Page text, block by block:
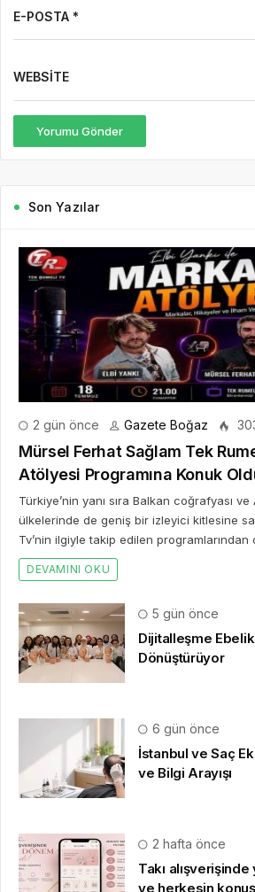
E-POSTA *
WEBSITE
Yorumu Gönder
Son Yazılar
2 gün önce Gazete Boğaz
Mürsel Ferhat Sağlam Tek
Atölyesi Programına Konuk
Türkiye’nin yanı sıra Balkan coğrafyası
ülkelerinde de geniş bir izleyici kitlesine
Tv’nin ilgiyle takip edilen programlarından
DEVAMINI OKU
5 gün önce
Dijitalleşme
Dönüştürüyor
6 gün önce
İstanbul ve Saç
ve Bilgi Arayışı
2 hafta önce
Takı
ve herkesin